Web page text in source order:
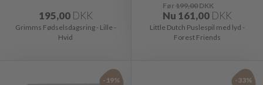
195,00 DKK
Grimms Fødselsdagsring - Lille -
Hvid
Før199,00 DKK
Nu 161,00 DKK
Little Dutch Puslespil med lyd -
Forest Friends
-19% -33%